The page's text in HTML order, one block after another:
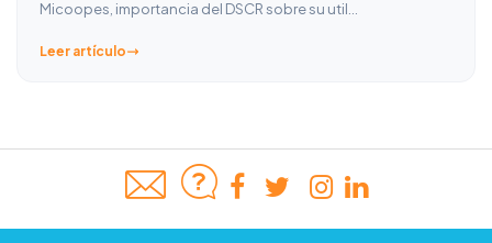
Micoopes, importancia del DSCR sobre su util…
Leer artículo